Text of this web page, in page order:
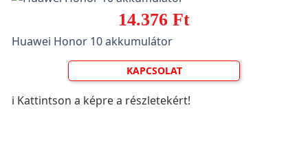
14.376 Ft
Huawei Honor 10 akkumulátor
KAPCSOLAT
ℹ️ Kattintson a képre a részletekért!